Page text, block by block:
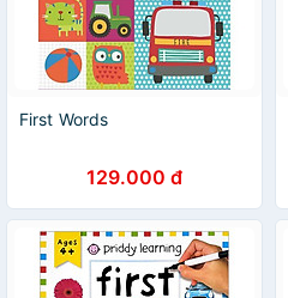
First Words
129.000 đ